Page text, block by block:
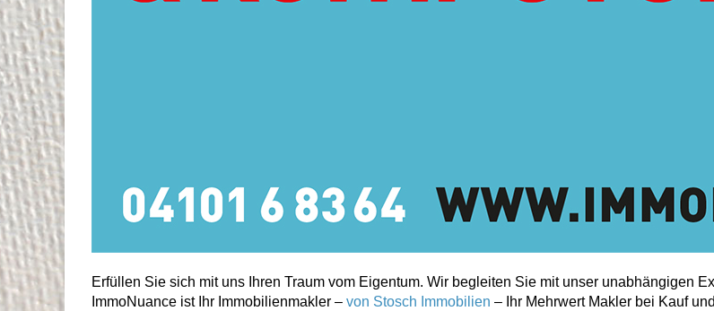
Erfüllen Sie sich mit uns Ihren Traum vom Eigentum. Wir begleiten Sie mit unser unabhängigen
ImmoNuance ist Ihr Immobilienmakler – von Stosch Immobilien – Ihr Mehrwert Makler bei Kauf